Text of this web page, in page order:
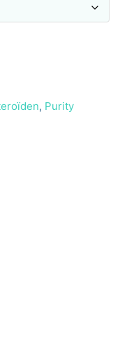
, Purity